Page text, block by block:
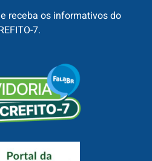
receba os informativos do
7.